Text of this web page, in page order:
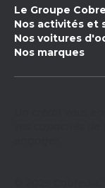
Le Groupe
Qui sommes-
Nos engagements
Nos activités et
Cobredia Finance
Nos voitures
Voitures
Voitures
Nos marques
Volkswagen